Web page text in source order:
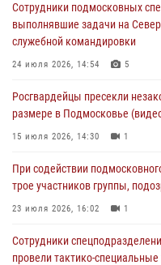
Офицер подмосковного главка
«Радио 1»
01 августа 2026, 17:57
крупную сумму в Подмосковье
31 июля 2026, 13:00
действиях в Подмосковье
31 июля 2026, 09:00
Сотрудники подмосковных
выполнявшие задачи на
служебной командировки
24 июля 2026, 14:54 5
Росгвардейцы пресекли
размере в Подмосковье
15 июля 2026, 14:30 1
При содействии
трое участников группы,
23 июля 2026, 16:02 1
Сотрудники
провели тактико-